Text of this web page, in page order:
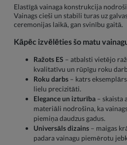
Elastīgā vainaga konstrukcija
Vainags cieši un stabili turas uz
ceremonijas laikā, gan svinību gaitā.
Kāpēc izvēlēties šo matu
Ražots ES – atbalsti vietējo
kvalitatīvu un rūpīgu roku
Roku darbs – katrs
lielu precizitāti.
Elegance un izturība – skaista
materiāli nodrošina, ka
piemiņa daudzus gadus.
Universāls dizains – maigas
padara vainagu piemērotu